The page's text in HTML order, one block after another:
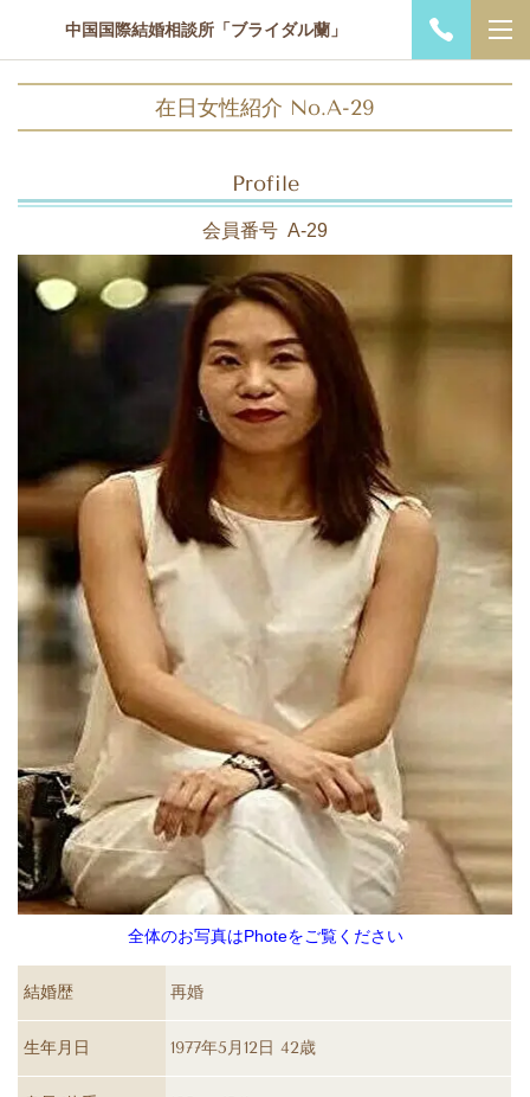
中国国際結婚相談所「ブライダル蘭」
在日女性紹介 No.A-29
Profile
会員番号 A-29
全体のお写真はPhoteをご覧ください
結婚歴 再婚
生年月日 1977年5月12日 42歳